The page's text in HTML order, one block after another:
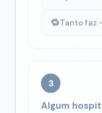
🔁Tanto faz
3
Algum